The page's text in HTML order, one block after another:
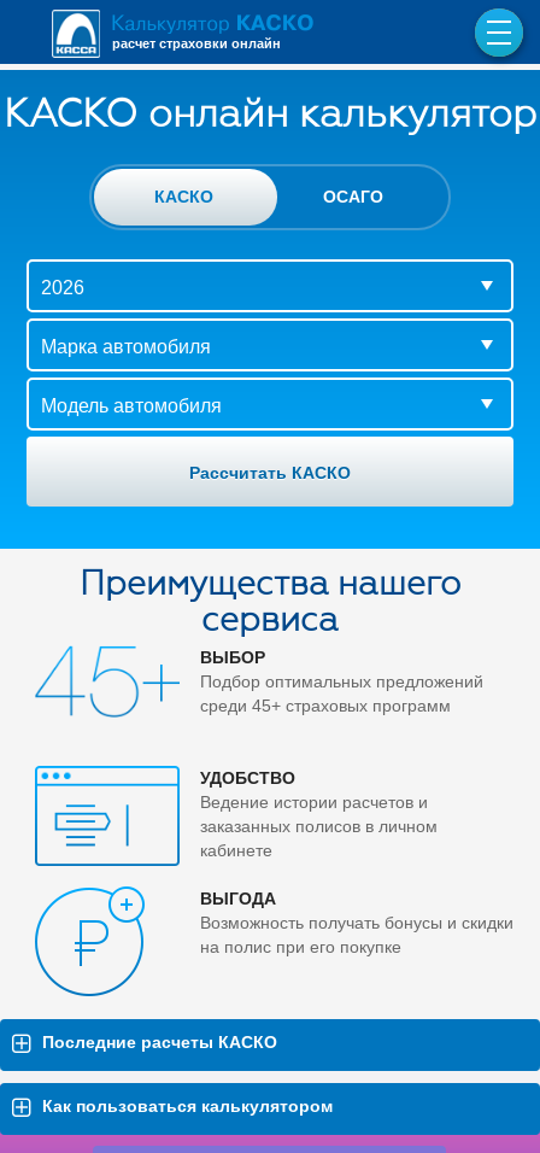
расчет страховки онлайн
КАСКО онлайн калькулятор
КАСКО ОСАГО
Преимущества нашего
сервиса
ВЫБОР
Подбор оптимальных предложений
среди 45+ страховых программ
УДОБСТВО
Ведение истории расчетов и
заказанных полисов в личном
кабинете
ВЫГОДА
Возможность получать бонусы и скидки
на полис при его покупке
Последние расчеты КАСКО
Как пользоваться калькулятором